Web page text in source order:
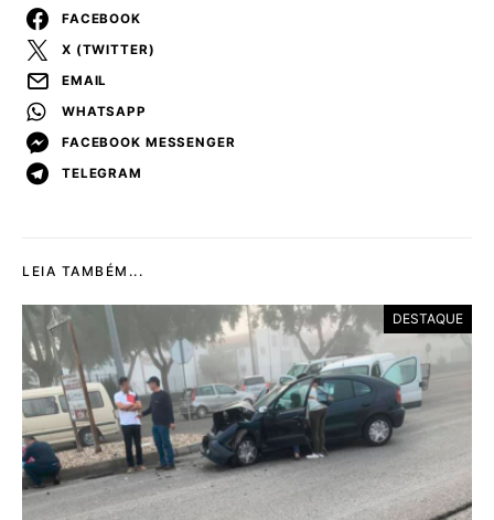
FACEBOOK
X (TWITTER)
EMAIL
WHATSAPP
FACEBOOK MESSENGER
TELEGRAM
LEIA TAMBÉM...
DESTAQUE